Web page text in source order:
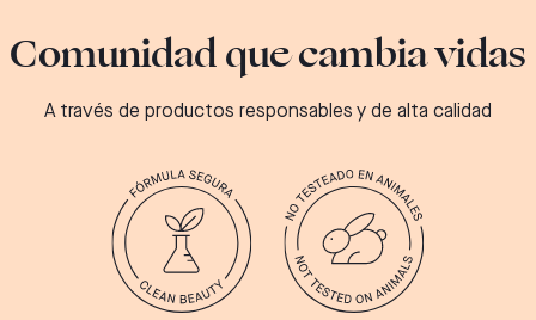
Comunidad que cambia vidas
A través de productos responsables y de alta calidad